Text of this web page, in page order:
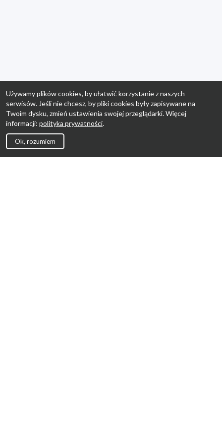
Używamy plików cookies, by ułatwić korzystanie z naszych
serwisów. Jeśli nie chcesz, by pliki cookies były zapisywane na
Twoim dysku, zmień ustawienia swojej przeglądarki. Więcej
informacji: polityka prywatności.
Ok, rozumiem